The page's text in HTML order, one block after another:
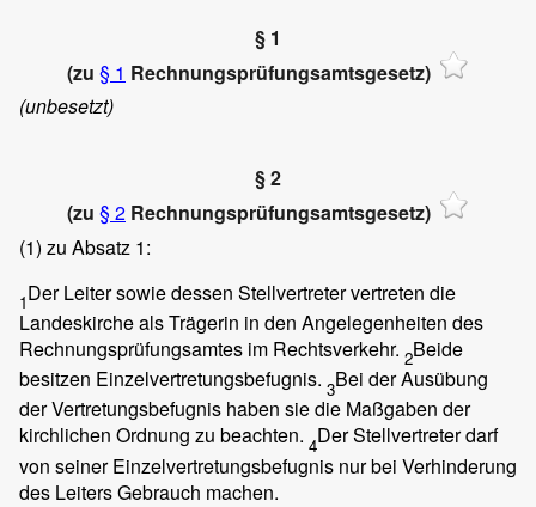
§ 1
(zu § 1 Rechnungsprüfungsamtsgesetz)
(unbesetzt)
§ 2
(zu § 2 Rechnungsprüfungsamtsgesetz)
(1) zu Absatz 1:
1Der Leiter sowie dessen Stellvertreter vertreten die
Landeskirche als Trägerin in den Angelegenheiten des
Rechnungsprüfungsamtes im Rechtsverkehr. 2Beide
besitzen Einzelvertretungsbefugnis. 3Bei der Ausübung
der Vertretungsbefugnis haben sie die Maßgaben der
kirchlichen Ordnung zu beachten. 4Der Stellvertreter darf
von seiner Einzelvertretungsbefugnis nur bei Verhinderung
des Leiters Gebrauch machen.